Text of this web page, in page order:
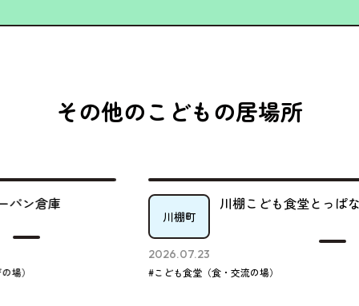
その他のこどもの居場所
川棚こども食堂とっぱな
#こども食堂（食・交流の場）